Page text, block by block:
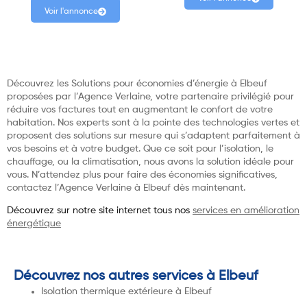
Voir l'annonce
Découvrez les Solutions pour économies d’énergie à Elbeuf
proposées par l’Agence Verlaine, votre partenaire privilégié pour
réduire vos factures tout en augmentant le confort de votre
habitation. Nos experts sont à la pointe des technologies vertes et
proposent des solutions sur mesure qui s’adaptent parfaitement à
vos besoins et à votre budget. Que ce soit pour l’isolation, le
chauffage, ou la climatisation, nous avons la solution idéale pour
vous. N’attendez plus pour faire des économies significatives,
contactez l’Agence Verlaine à Elbeuf dès maintenant.
Découvrez sur notre site internet tous nos services en amélioration
énergétique
Découvrez nos autres services à Elbeuf
Isolation thermique extérieure à Elbeuf